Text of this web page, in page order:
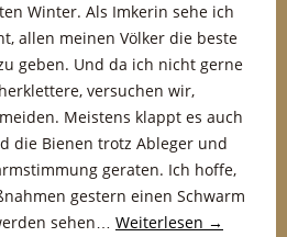
Winter. Als Imkerin sehe ich
allen meinen Völker die beste
geben. Und da ich nicht gerne
versuchen wir,
Meistens klappt es auch
die Bienen trotz Ableger und
geraten. Ich hoffe,
gestern einen Schwarm
sehen… Weiterlesen →